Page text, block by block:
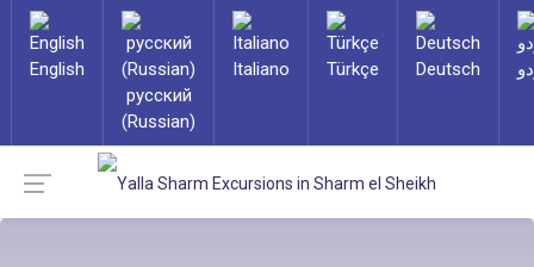
English
русский
(Russian)
Italiano Türkçe Deutsch